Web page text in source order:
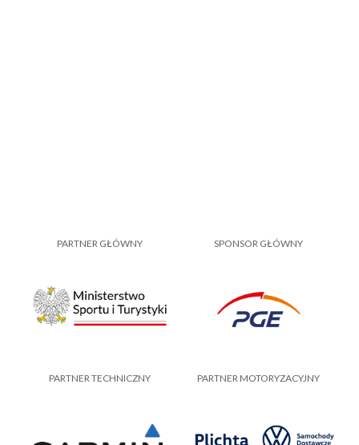
PARTNER GŁÓWNY SPONSOR GŁÓWNY
PARTNER TECHNICZNY PARTNER MOTORYZACYJNY